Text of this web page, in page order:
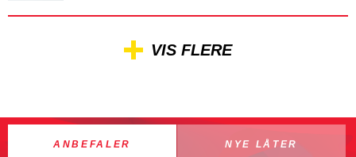
VIS FLERE
ANBEFALER NYE LÅTER